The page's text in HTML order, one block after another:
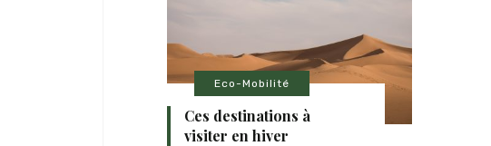
Eco-Mobilité
Ces destinations à
visiter en hiver